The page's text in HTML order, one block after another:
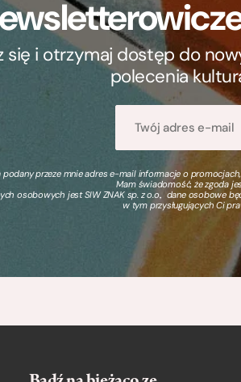
się i otrzymaj dostęp do
polecenia
przeze mnie adres e-mail informacje o
Mam świadomość, że zgoda
osobowych jest SIW ZNAK sp. z o.o., dane osobowe
w tym przysługujących Ci